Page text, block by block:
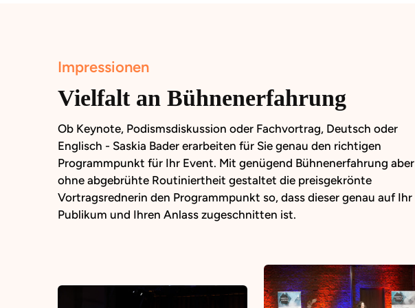
Impressionen
Vielfalt an Bühnenerfahrung
Ob Keynote, Podismsdiskussion oder Fachvortrag, Deutsch oder
Englisch - Saskia Bader erarbeiten für Sie genau den richtigen
Programmpunkt für Ihr Event. Mit genügend Bühnenerfahrung aber
ohne abgebrühte Routiniertheit gestaltet die preisgekrönte
Vortragsrednerin den Programmpunkt so, dass dieser genau auf Ihr
Publikum und Ihren Anlass zugeschnitten ist.